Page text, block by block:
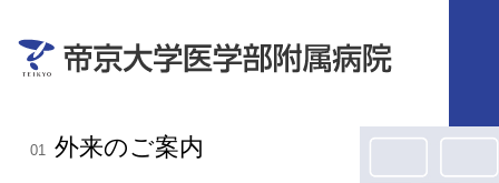
01 外来のご案内